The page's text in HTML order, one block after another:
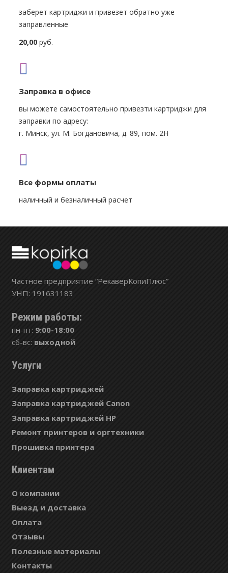
заберет картриджи и привезет обратно уже
заправленные
20,00руб.
Заправка в офисе
вы можете самостоятельно привезти картриджи для
заправки по адресу:
г. Минск, ул. М. Богдановича, д. 89, пом. 2Н
Все формы оплаты
наличный и безналичный расчет
Частное предприятие “РекаверКопиПлюс”
УНП: 191631183
Режим работы:
пн-пт: 9:00-18:00
сб-вс: выходной
Услуги
Заправка картриджей
Заправка картриджей Canon
Заправка картриджей HP
Ремонт принтеров и оргтехники
Прошивка принтера
Клиентам
О компании
Выезд и доставка
Оплата
Отзывы
Полезные материалы
Контакты